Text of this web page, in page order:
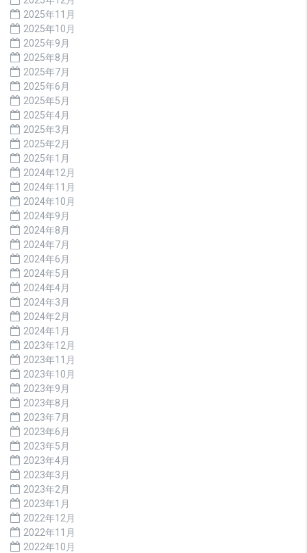
2025年11月
2025年10月
2025年9月
2025年8月
2025年7月
2025年6月
2025年5月
2025年4月
2025年3月
2025年2月
2025年1月
2024年12月
2024年11月
2024年10月
2024年9月
2024年8月
2024年7月
2024年6月
2024年5月
2024年4月
2024年3月
2024年2月
2024年1月
2023年12月
2023年11月
2023年10月
2023年9月
2023年8月
2023年7月
2023年6月
2023年5月
2023年4月
2023年3月
2023年2月
2023年1月
2022年12月
2022年11月
2022年10月